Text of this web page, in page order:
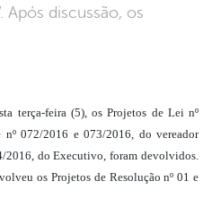
Após discussão, os
terça-feira (5), os Projetos de Lei nº
072/2016 e 073/2016, do vereador
2016, do Executivo, foram devolvidos.
os Projetos de Resolução nº 01 e